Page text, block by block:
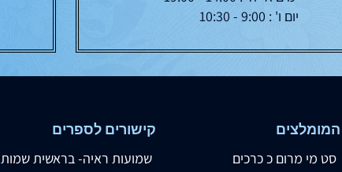
יום ו' : 9:00 - 10:30
המומלצים
סט מי מרום כ כרכים
קישורים לספרים
שמועות ראיה- בראשית שמות